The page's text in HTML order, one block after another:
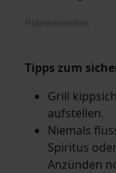
Präventionsfilm
Tipps zum
Grill
aufstellen.
Niemals
Spiritus
Anzünden